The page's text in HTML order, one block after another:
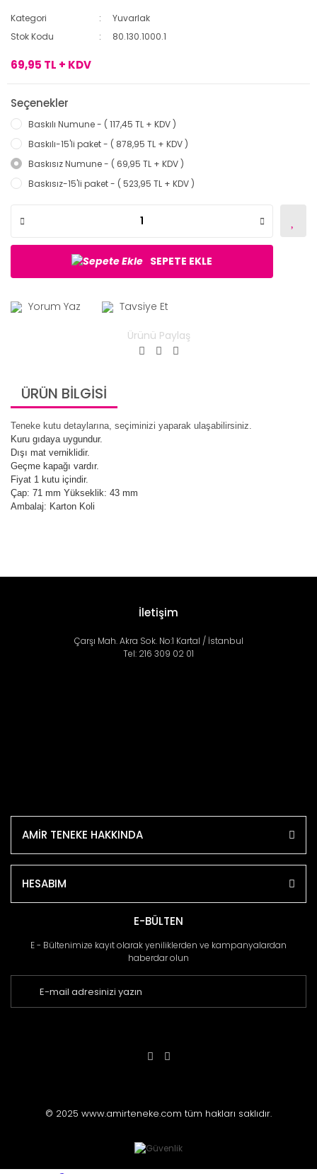
Kategori
Yuvarlak
Stok Kodu
80.130.1000.1
69,95 TL + KDV
Seçenekler
Baskılı Numune - ( 117,45 TL + KDV )
Baskılı-15'li paket - ( 878,95 TL + KDV )
Baskısız Numune - ( 69,95 TL + KDV )
Baskısız-15'li paket - ( 523,95 TL + KDV )
SEPETE EKLE
Yorum Yaz Tavsiye Et
Ürünü Paylaş
ÜRÜN BİLGİSİ
Teneke kutu detaylarına, seçiminizi yaparak ulaşabilirsiniz.
Kuru gıdaya uygundur.
Dışı mat verniklidir.
Geçme kapağı vardır.
Fiyat 1 kutu içindir.
Çap: 71 mm Yükseklik: 43 mm
Ambalaj: Karton Koli
İletişim
Çarşı Mah. Akra Sok. No:1 Kartal / İstanbul
Tel: 216 309 02 01
AMİR TENEKE HAKKINDA
HESABIM
E-BÜLTEN
E - Bültenimize kayıt olarak yeniliklerden ve kampanyalardan
haberdar olun
© 2025 www.amirteneke.com tüm hakları saklıdır.